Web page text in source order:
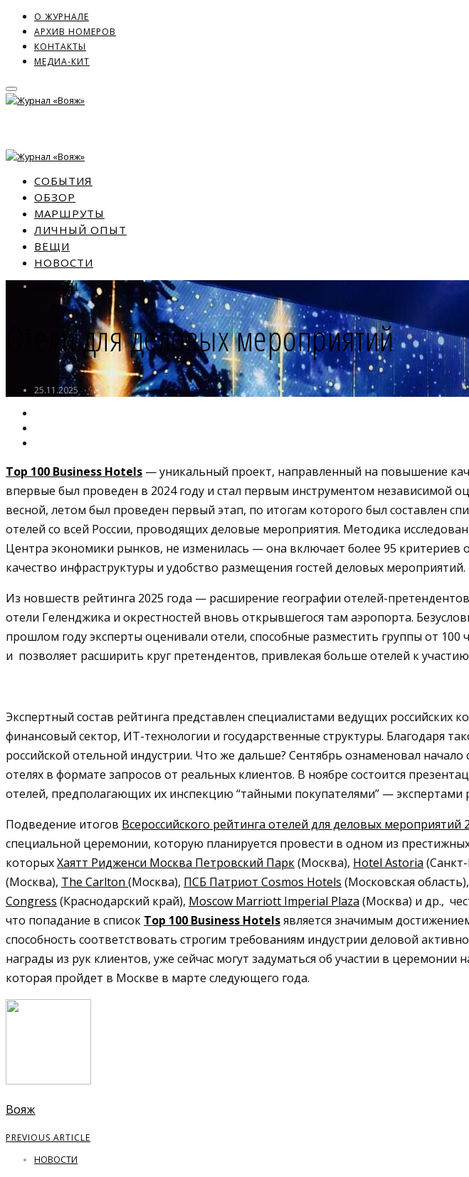
О ЖУРНАЛЕ
АРХИВ НОМЕРОВ
КОНТАКТЫ
МЕДИА-КИТ
СОБЫТИЯ
ОБЗОР
МАРШРУТЫ
ЛИЧНЫЙ ОПЫТ
ВЕЩИ
НОВОСТИ
НОВОСТИ
Отели для деловых мероприятий
25.11.2025
Top 100 Business Hotels — уникальный проект, направленный на повышение
впервые был проведен в 2024 году и стал первым инструментом независимой
весной, летом был проведен первый этап, по итогам которого был составлен
отелей со всей России, проводящих деловые мероприятия. Методика
Центра экономики рынков, не изменилась — она включает более 95
качество инфраструктуры и удобство размещения гостей деловых мероприятий.
Из новшеств рейтинга 2025 года — расширение географии отелей-
отели Геленджика и окрестностей вновь открывшегося там аэропорта.
прошлом году эксперты оценивали отели, способные разместить группы от
и позволяет расширить круг претендентов, привлекая больше отелей к
Экспертный состав рейтинга представлен специалистами ведущих
финансовый сектор, ИТ-технологии и государственные структуры. Благодаря
российской отельной индустрии. Что же дальше? Сентябрь ознаменовал
отелях в формате запросов от реальных клиентов. В ноябре состоится
отелей, предполагающих их инспекцию “тайными покупателями” — экспертами
Подведение итогов Всероссийского рейтинга отелей для деловых мероприятий
специальной церемонии, которую планируется провести в одном из
которыхХаятт Ридженси Москва Петровский Парк(Москва), Hotel Astoria
(Москва), The Carlton (Москва), ПСБ Патриот Cosmos Hotels (Московская область),
Congress (Краснодарский край), Moscow Marriott Imperial Plaza (Москва) и др.,
что попадание в список Top 100 Business Hotelsявляется значимым
способность соответствовать строгим требованиям индустрии деловой
награды из рук клиентов, уже сейчас могут задуматься об участии в церемонии
которая пройдет в Москве в марте следующего года.
Вояж
PREVIOUS ARTICLE
НОВОСТИ